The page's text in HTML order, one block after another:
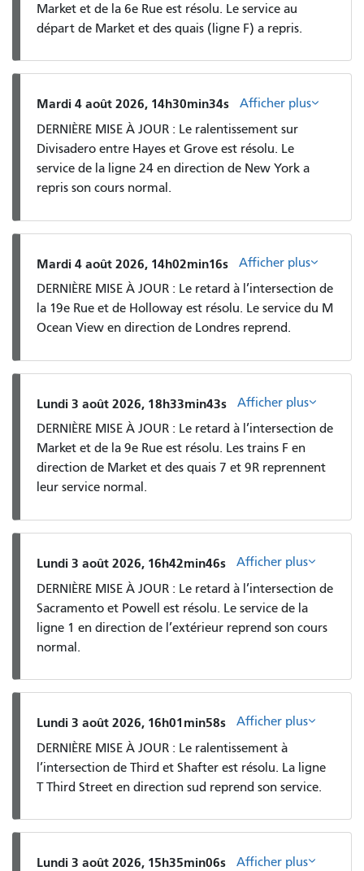
Market et de la 6e Rue est résolu. Le service au
départ de Market et des quais (ligne F) a repris.
Mardi 4 août 2026, 14h30min34s
Afficher plus
DERNIÈRE MISE À JOUR : Le ralentissement sur
Divisadero entre Hayes et Grove est résolu. Le
service de la ligne 24 en direction de New York a
repris son cours normal.
Mardi 4 août 2026, 14h02min16s
Afficher plus
DERNIÈRE MISE À JOUR : Le retard à l’intersection de
la 19e Rue et de Holloway est résolu. Le service du M
Ocean View en direction de Londres reprend.
Lundi 3 août 2026, 18h33min43s
Afficher plus
DERNIÈRE MISE À JOUR : Le retard à l’intersection de
Market et de la 9e Rue est résolu. Les trains F en
direction de Market et des quais 7 et 9R reprennent
leur service normal.
Lundi 3 août 2026, 16h42min46s
Afficher plus
DERNIÈRE MISE À JOUR : Le retard à l’intersection de
Sacramento et Powell est résolu. Le service de la
ligne 1 en direction de l’extérieur reprend son cours
normal.
Lundi 3 août 2026, 16h01min58s
Afficher plus
DERNIÈRE MISE À JOUR : Le ralentissement à
l’intersection de Third et Shafter est résolu. La ligne
T Third Street en direction sud reprend son service.
Lundi 3 août 2026, 15h35min06s Afficher plus